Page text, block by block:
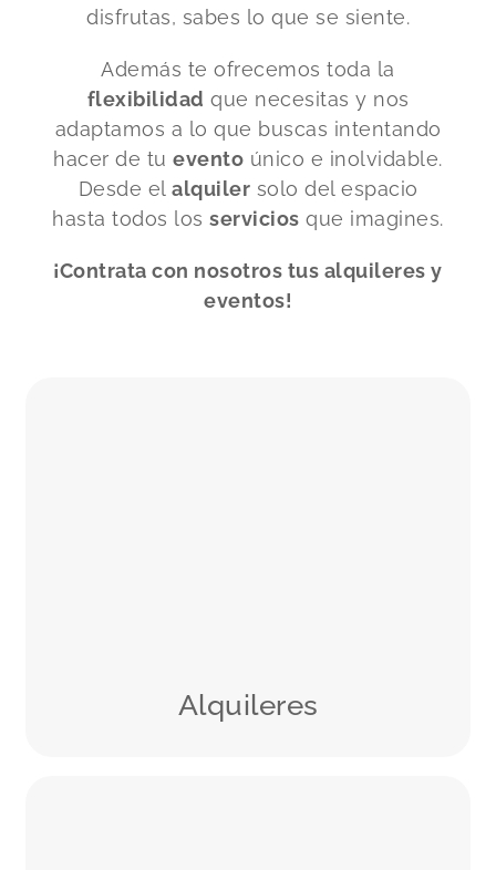
disfrutas, sabes lo que se siente.
Además te ofrecemos toda la
flexibilidad que necesitas y nos
adaptamos a lo que buscas intentando
hacer de tuevento único e inolvidable.
Desde el alquiler solo del espacio
hasta todos losservicios que imagines.
¡Contrata con nosotros tus alquileres y
eventos!
Alquileres